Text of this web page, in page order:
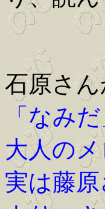
石原さ
「なみ
大人の
実は藤